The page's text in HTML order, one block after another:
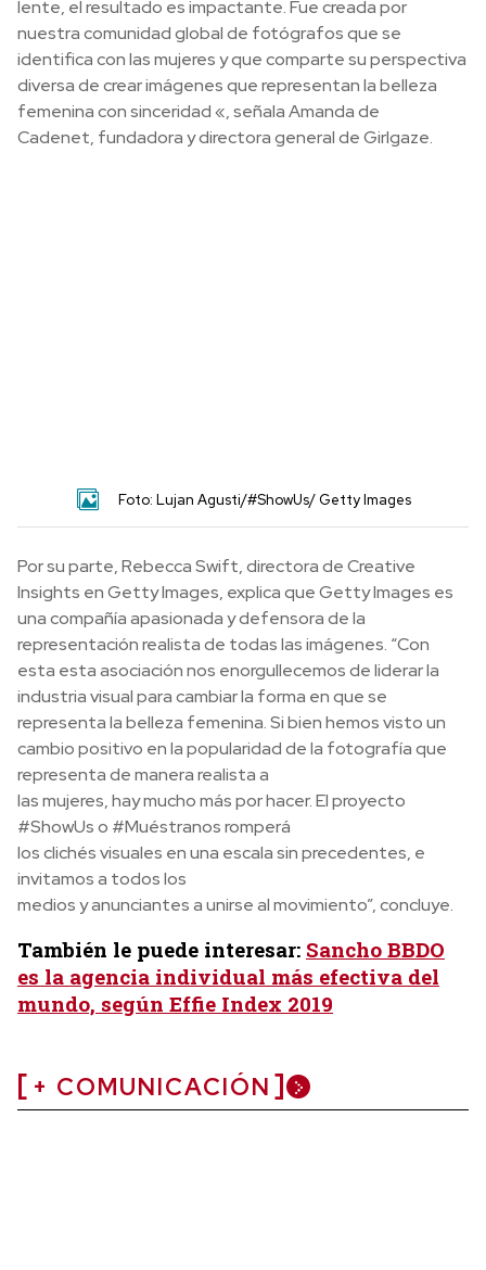
lente, el resultado es impactante. Fue creada por
nuestra comunidad global de fotógrafos que se
identifica con las mujeres y que comparte su perspectiva
diversa de crear imágenes que representan la belleza
femenina con sinceridad «, señala Amanda de
Cadenet, fundadora y directora general de Girlgaze.
Foto: Lujan Agusti/#ShowUs/ Getty Images
Por su parte, Rebecca Swift, directora de Creative
Insights en Getty Images, explica que Getty Images es
una compañía apasionada y defensora de la
representación realista de todas las imágenes. “Con
esta esta asociación nos enorgullecemos de liderar la
industria visual para cambiar la forma en que se
representa la belleza femenina. Si bien hemos visto un
cambio positivo en la popularidad de la fotografía que
representa de manera realista a
las mujeres, hay mucho más por hacer. El proyecto
#ShowUs o #Muéstranos romperá
los clichés visuales en una escala sin precedentes, e
invitamos a todos los
medios y anunciantes a unirse al movimiento”, concluye.
También le puede interesar: Sancho BBDO
es la agencia individual más efectiva del
mundo, según Effie Index 2019
+ COMUNICACIÓN